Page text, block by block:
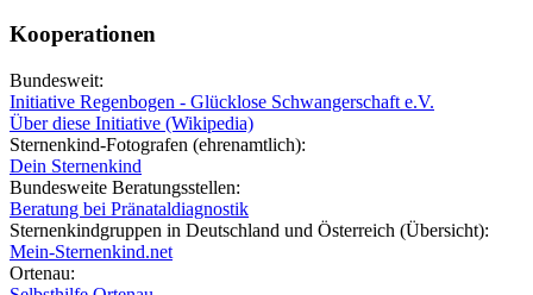
Kooperationen
Bundesweit:
Initiative Regenbogen - Glücklose Schwangerschaft e.V.
Über diese Initiative (Wikipedia)
Sternenkind-Fotografen (ehrenamtlich):
Dein Sternenkind
Bundesweite Beratungsstellen:
Beratung bei Pränataldiagnostik
Sternenkindgruppen in Deutschland und Österreich (Übersicht):
Mein-Sternenkind.net
Ortenau: